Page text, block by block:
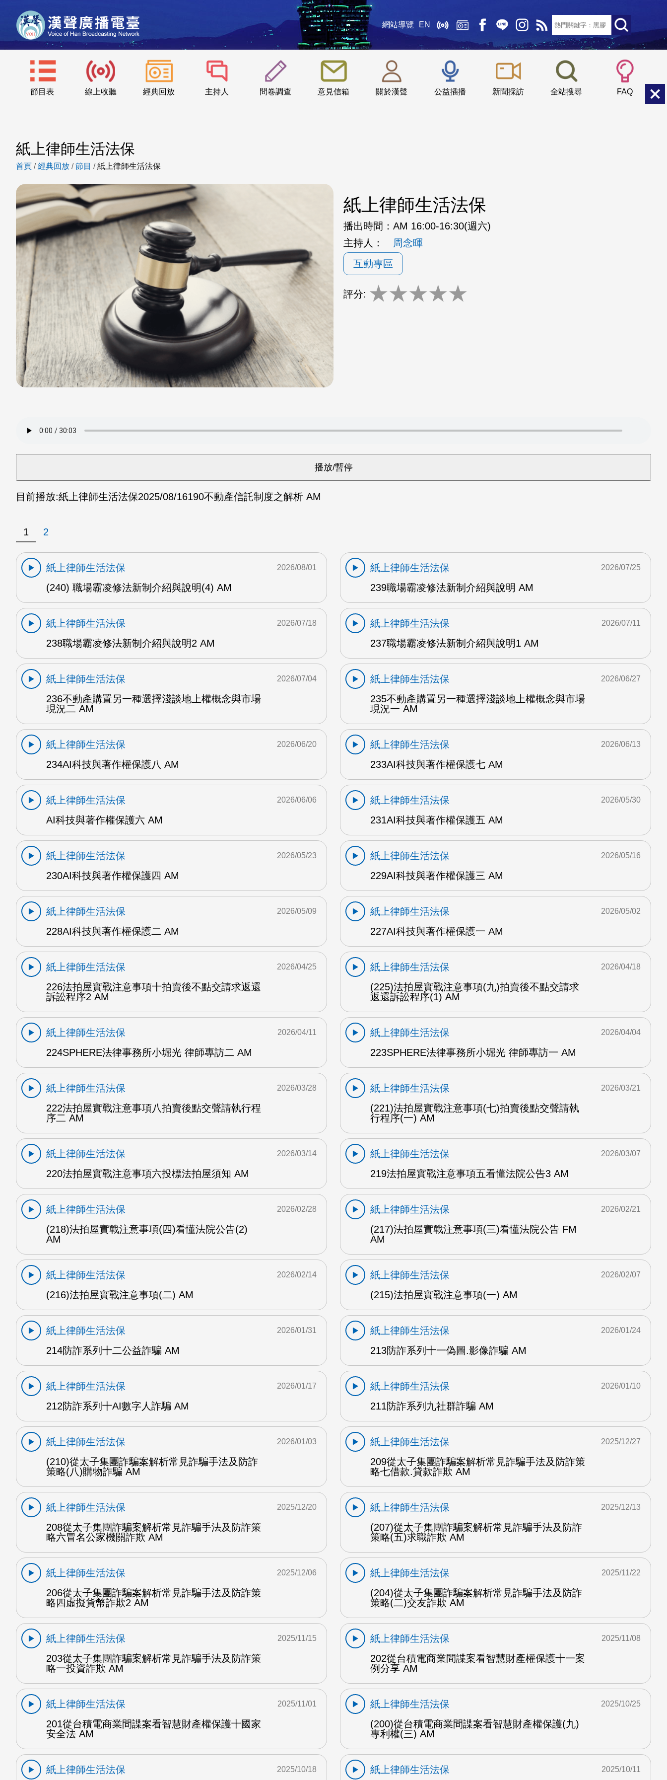
網站導覽 EN
節目表 線上收聽 經典回放 主持人 問卷調查 意見信箱 關於漢聲 公益插播 新聞採訪 全站搜尋 FAQ
::: 小 中
紙上律師生活法保
首頁 /經典回放 /節目 /紙上律師生活法保
紙上律師生活法保
播出時間： AM 16:00-16:30(週六)
主持人：
周念暉
互動專區
評分: ★★★★★
目前播放:紙上律師生活法保2025/08/16190不動產信託制度之解析 AM
1 2
紙上律師生活法保
(240) 職場霸凌修法新制介紹與說明(4) AM
2026/08/01
紙上律師生活法保
239職場霸凌修法新制介紹與說明 AM
2026/07/25
紙上律師生活法保
238職場霸凌修法新制介紹與說明2 AM
2026/07/18
紙上律師生活法保
237職場霸凌修法新制介紹與說明1 AM
2026/07/11
紙上律師生活法保
236不動產購置另一種選擇淺談地上權概念與市場
現況二 AM
2026/07/04
紙上律師生活法保
235不動產購置另一種選擇淺談地上權概念與市場
現況一 AM
2026/06/27
紙上律師生活法保
234AI科技與著作權保護八 AM
2026/06/20
紙上律師生活法保
233AI科技與著作權保護七 AM
2026/06/13
紙上律師生活法保
AI科技與著作權保護六 AM
2026/06/06
紙上律師生活法保
231AI科技與著作權保護五 AM
2026/05/30
紙上律師生活法保
230AI科技與著作權保護四 AM
2026/05/23
紙上律師生活法保
229AI科技與著作權保護三 AM
2026/05/16
紙上律師生活法保
228AI科技與著作權保護二 AM
2026/05/09
紙上律師生活法保
227AI科技與著作權保護一 AM
2026/05/02
紙上律師生活法保
226法拍屋實戰注意事項十拍賣後不點交請求返還
訴訟程序2 AM
2026/04/25
紙上律師生活法保
(225)法拍屋實戰注意事項(九)拍賣後不點交請求
返還訴訟程序(1) AM
2026/04/18
紙上律師生活法保
224SPHERE法律事務所小堀光 律師專訪二 AM
2026/04/11
紙上律師生活法保
223SPHERE法律事務所小堀光 律師專訪一 AM
2026/04/04
紙上律師生活法保
222法拍屋實戰注意事項八拍賣後點交聲請執行程
序二 AM
2026/03/28
紙上律師生活法保
(221)法拍屋實戰注意事項(七)拍賣後點交聲請執
行程序(一) AM
2026/03/21
紙上律師生活法保
220法拍屋實戰注意事項六投標法拍屋須知 AM
2026/03/14
紙上律師生活法保
219法拍屋實戰注意事項五看懂法院公告3 AM
2026/03/07
紙上律師生活法保
(218)法拍屋實戰注意事項(四)看懂法院公告(2)
AM
2026/02/28
紙上律師生活法保
(217)法拍屋實戰注意事項(三)看懂法院公告 FM
AM
2026/02/21
紙上律師生活法保
(216)法拍屋實戰注意事項(二) AM
2026/02/14
紙上律師生活法保
(215)法拍屋實戰注意事項(一) AM
2026/02/07
紙上律師生活法保
214防詐系列十二公益詐騙 AM
2026/01/31
紙上律師生活法保
213防詐系列十一偽圖.影像詐騙 AM
2026/01/24
紙上律師生活法保
212防詐系列十AI數字人詐騙 AM
2026/01/17
紙上律師生活法保
211防詐系列九社群詐騙 AM
2026/01/10
紙上律師生活法保
(210)從太子集團詐騙案解析常見詐騙手法及防詐
策略(八)購物詐騙 AM
2026/01/03
紙上律師生活法保
209從太子集團詐騙案解析常見詐騙手法及防詐策
略七借款.貸款詐欺 AM
2025/12/27
紙上律師生活法保
208從太子集團詐騙案解析常見詐騙手法及防詐策
略六冒名公家機關詐欺 AM
2025/12/20
紙上律師生活法保
(207)從太子集團詐騙案解析常見詐騙手法及防詐
策略(五)求職詐欺 AM
2025/12/13
紙上律師生活法保
206從太子集團詐騙案解析常見詐騙手法及防詐策
略四虛擬貨幣詐欺2 AM
2025/12/06
紙上律師生活法保
(204)從太子集團詐騙案解析常見詐騙手法及防詐
策略(二)交友詐欺 AM
2025/11/22
紙上律師生活法保
203從太子集團詐騙案解析常見詐騙手法及防詐策
略一投資詐欺 AM
2025/11/15
紙上律師生活法保
202從台積電商業間諜案看智慧財產權保護十一案
例分享 AM
2025/11/08
紙上律師生活法保
201從台積電商業間諜案看智慧財產權保護十國家
安全法 AM
2025/11/01
紙上律師生活法保
(200)從台積電商業間諜案看智慧財產權保護(九)
專利權(三) AM
2025/10/25
紙上律師生活法保 2025/10/18 紙上律師生活法保 2025/10/11